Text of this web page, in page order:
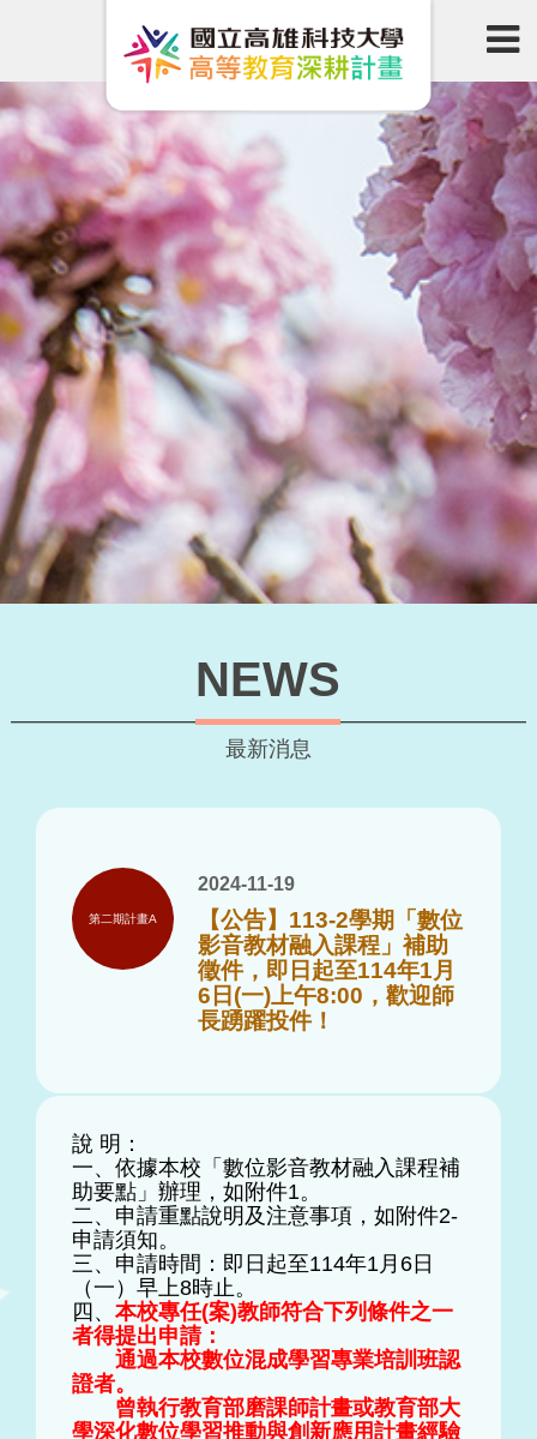
NEWS
最新消息
第二期計畫A
2024-11-19
【公告】113-2學期「數位
影音教材融入課程」補助
徵件，即日起至114年1月
6日(一)上午8:00，歡迎師
長踴躍投件！
說 明：
一、依據本校「數位影音教材融入課程補
助要點」辦理，如附件1。
二、申請重點說明及注意事項，如附件2-
申請須知。
三、申請時間：即日起至114年1月6日
（一）早上8時止。
四、 本校專任(案)教師符合下列條件之一
者得提出申請：
通過本校數位混成學習專業培訓班認
證者。
曾執行教育部磨課師計畫或教育部大
學深化數位學習推動與創新應用計畫經驗